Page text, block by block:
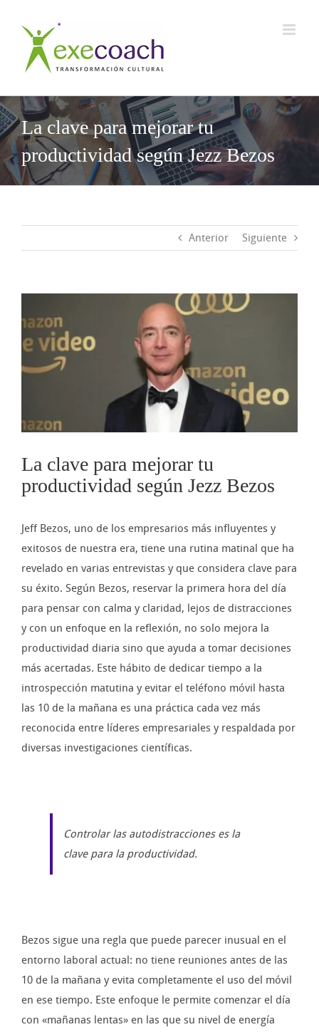
contenido
La clave para mejorar tu
productividad según Jezz Bezos
Anterior Siguiente
imagen
más
grande
La clave para mejorar tu
productividad según Jezz Bezos
Jeff Bezos, uno de los empresarios más influyentes y
exitosos de nuestra era, tiene una rutina matinal que ha
revelado en varias entrevistas y que considera clave para
su éxito. Según Bezos, reservar la primera hora del día
para pensar con calma y claridad, lejos de distracciones
y con un enfoque en la reflexión, no solo mejora la
productividad diaria sino que ayuda a tomar decisiones
más acertadas. Este hábito de dedicar tiempo a la
introspección matutina y evitar el teléfono móvil hasta
las 10 de la mañana es una práctica cada vez más
reconocida entre líderes empresariales y respaldada por
diversas investigaciones científicas.
Controlar las autodistracciones es la
clave para la productividad.
Bezos sigue una regla que puede parecer inusual en el
entorno laboral actual: no tiene reuniones antes de las
10 de la mañana y evita completamente el uso del móvil
en ese tiempo. Este enfoque le permite comenzar el día
con «mañanas lentas» en las que su nivel de energía